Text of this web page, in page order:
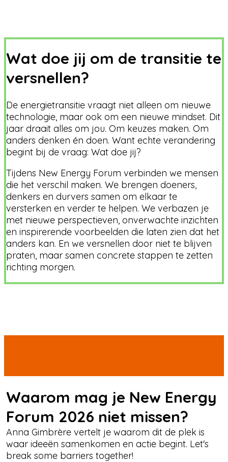
Wat doe jij om de transitie te
versnellen?
De energietransitie vraagt niet alleen om nieuwe
technologie, maar ook om een nieuwe mindset. Dit
jaar draait alles om jou. Om keuzes maken. Om
anders denken én doen. Want echte verandering
begint bij de vraag: Wat doe jij?
Tijdens New Energy Forum verbinden we mensen
die het verschil maken. We brengen doeners,
denkers en durvers samen om elkaar te
versterken en verder te helpen. We verbazen je
met nieuwe perspectieven, onverwachte inzichten
en inspirerende voorbeelden die laten zien dat het
anders kan. En we versnellen door niet te blijven
praten, maar samen concrete stappen te zetten
richting morgen.
Waarom mag je New Energy
Forum 2026 niet missen?
Anna Gimbrère vertelt je waarom dit de plek is
waar ideeën samenkomen en actie begint. Let's
break some barriers together!